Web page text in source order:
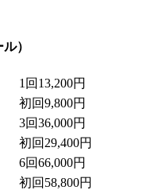
）
1回 13,200円
初回9,800円
3回36,000円
初回 29,400円
6回66,000円
初回 58,800円